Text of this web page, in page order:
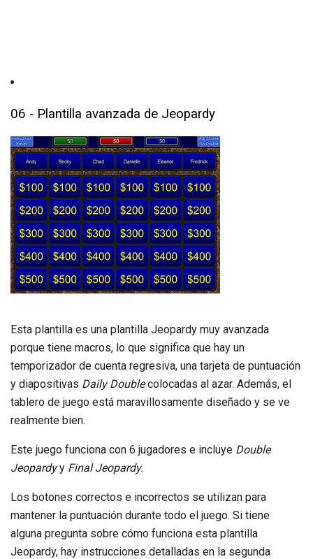
06 - Plantilla avanzada de Jeopardy
Esta plantilla es una plantilla Jeopardy muy avanzada
porque tiene macros, lo que significa que hay un
temporizador de cuenta regresiva, una tarjeta de puntuación
y diapositivas Daily Doublecolocadas al azar. Además, el
tablero de juego está maravillosamente diseñado y se ve
realmente bien.
Este juego funciona con 6 jugadores e incluye Double
Jeopardyy Final Jeopardy.
Los botones correctos e incorrectos se utilizan para
mantener la puntuación durante todo el juego. Si tiene
alguna pregunta sobre cómo funciona esta plantilla
Jeopardy, hay instrucciones detalladas en la segunda